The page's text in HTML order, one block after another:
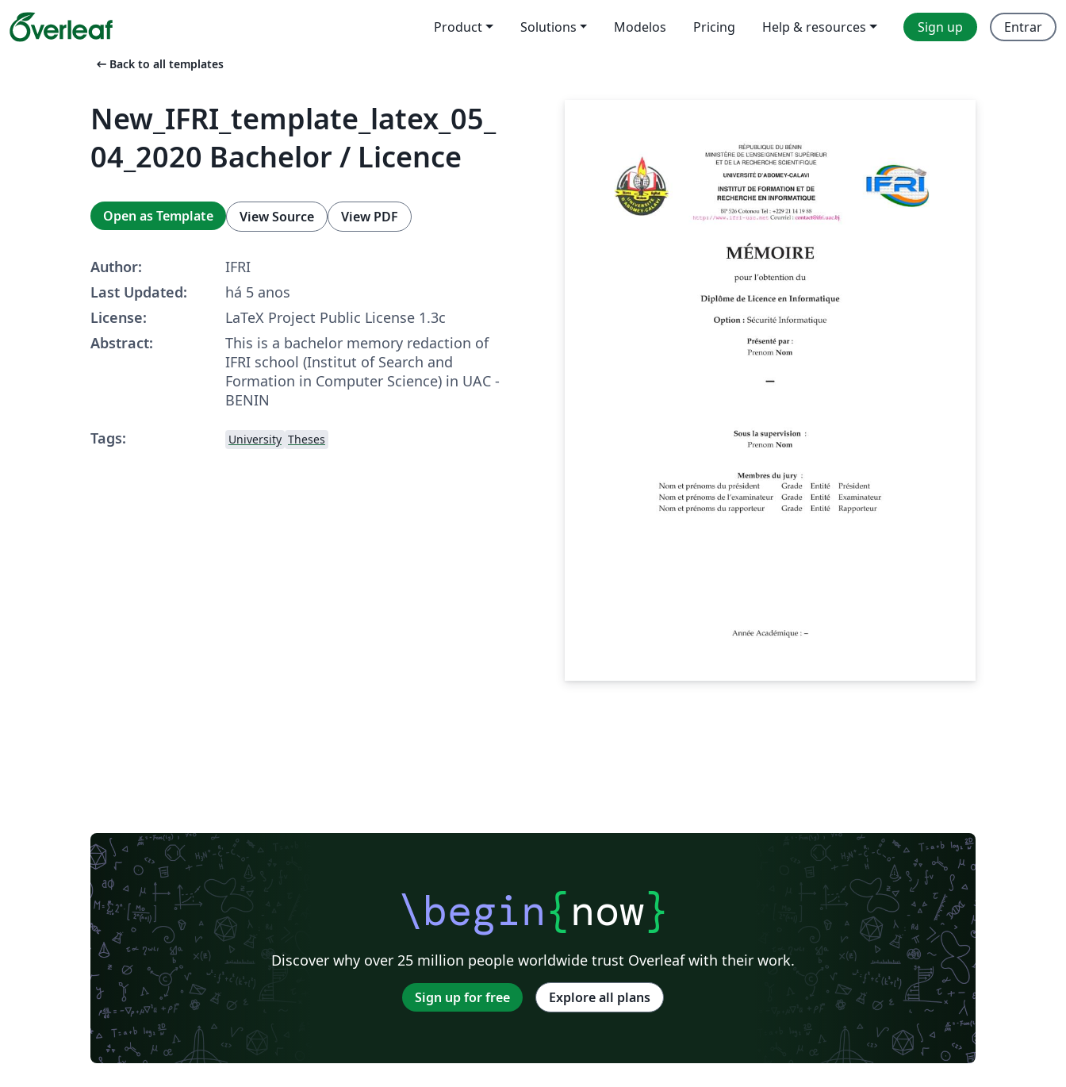
Product Solutions Modelos Pricing Help & resources Sign up Entrar
arrow_left_alt Back to all templates
New_IFRI_template_latex_05_
04_2020 Bachelor / Licence
Open as Template View Source View PDF
Author:
IFRI
Last Updated:
há 5 anos
License:
LaTeX Project Public License 1.3c
Abstract:
This is a bachelor memory redaction of
IFRI school (Institut of Search and
Formation in Computer Science) in UAC -
BENIN
Tags:
University Theses
\begin{now}
Discover why over 25 million people worldwide trust Overleaf with their work.
Sign up for free Explore all plans